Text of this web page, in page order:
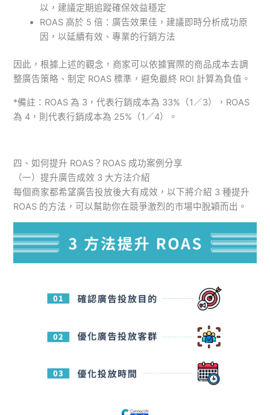
以，建議定期追蹤確保效益穩定
ROAS 高於 5 倍：廣告效果佳，建議即時分析成功原
因，以延續有效、專業的行銷方法
因此，根據上述的觀念，商家可以依據實際的商品成本去調
整廣告策略、制定 ROAS 標準，避免最終 ROI 計算為負值。
*備註：ROAS 為 3，代表行銷成本為 33%（1／3），ROAS
為 4，則代表行銷成本為 25%（1／4）。
四、如何提升 ROAS？ROAS 成功案例分享
（一）提升廣告成效 3 大方法介紹
每個商家都希望廣告投放後大有成效，以下將介紹 3 種提升
ROAS 的方法，可以幫助你在競爭激烈的市場中脫穎而出。